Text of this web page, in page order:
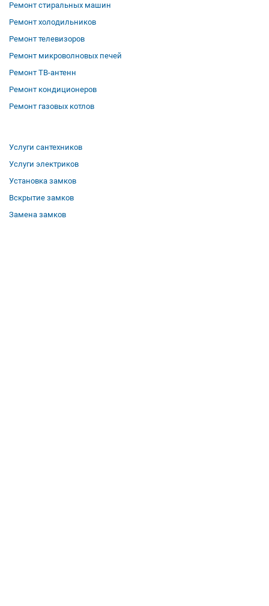
Ремонт стиральных машин
Ремонт холодильников
Ремонт телевизоров
Ремонт микроволновых печей
Ремонт ТВ-антенн
Ремонт кондиционеров
Ремонт газовых котлов
Услуги сантехников
Услуги электриков
Установка замков
Вскрытие замков
Замена замков